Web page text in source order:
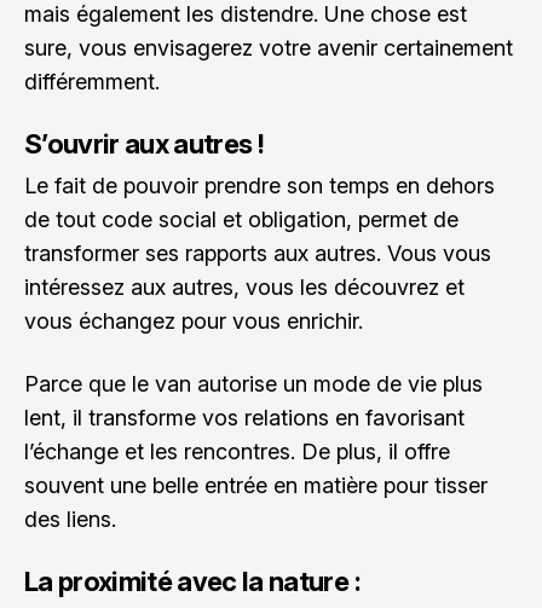
mais également les distendre. Une chose est
sure, vous envisagerez votre avenir certainement
différemment.
S’ouvrir aux autres !
Le fait de pouvoir prendre son temps en dehors
de tout code social et obligation, permet de
transformer ses rapports aux autres. Vous vous
intéressez aux autres, vous les découvrez et
vous échangez pour vous enrichir.
Parce que le van autorise un mode de vie plus
lent, il transforme vos relations en favorisant
l’échange et les rencontres. De plus, il offre
souvent une belle entrée en matière pour tisser
des liens.
La proximité avec la nature :